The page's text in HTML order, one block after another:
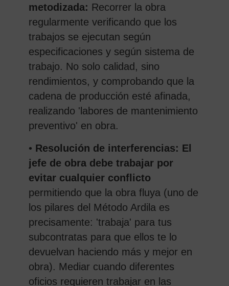
metodizada: Recorrer la obra
regularmente verificando que los
trabajos se ejecutan según
especificaciones y según sistema de
trabajo. No solo calidad, sino
rendimientos, y comprobando que la
cadena de producción esté afinada,
realizando 'labores de mantenimiento
preventivo' en obra.
• Resolución de interferencias: El
jefe de obra debe trabajar por
evitar cualquier conflicto
permitiendo que la obra fluya (uno de
los pilares del Método Ardila es
precisamente: 'trabaja' para tus
subcontratas para que ellos te lo
devuelvan haciendo más y mejor en
obra). Mediar cuando diferentes
oficios requieren trabajar en las